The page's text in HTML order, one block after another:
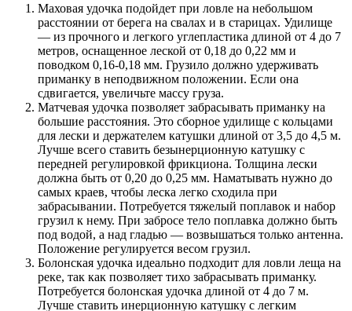
Маховая удочка подойдет при ловле на небольшом
расстоянии от берега на свалах и в старицах. Удилище
— из прочного и легкого углепластика длиной от 4 до 7
метров, оснащенное леской от 0,18 до 0,22 мм и
поводком 0,16-0,18 мм. Грузило должно удерживать
приманку в неподвижном положении. Если она
сдвигается, увеличьте массу груза.
Матчевая удочка позволяет забрасывать приманку на
большие расстояния. Это сборное удилище с кольцами
для лески и держателем катушки длиной от 3,5 до 4,5 м.
Лучше всего ставить безынерционную катушку с
передней регулировкой фрикциона. Толщина лески
должна быть от 0,20 до 0,25 мм. Наматывать нужно до
самых краев, чтобы леска легко сходила при
забрасывании. Потребуется тяжелый поплавок и набор
грузил к нему. При забросе тело поплавка должно быть
под водой, а над гладью — возвышаться только антенна.
Положение регулируется весом грузил.
Болонская удочка идеально подходит для ловли леща на
реке, так как позволяет тихо забрасывать приманку.
Потребуется болонская удочка длиной от 4 до 7 м.
Лучше ставить инерционную катушку с легким